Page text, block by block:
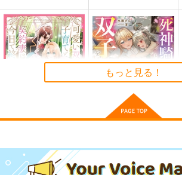
ろけます！ヨーロッパ
7世界遺産の旅
さざなみ壊変
赤城さんの鎮守府食べ
ある紀行総集編3
なぐもカレー部
2,672円（税込）
サンプル
契約妻は今日で終了予
定です
KADOKAWA
子を授かりました 2
ＴＯブックス
もっと見る！